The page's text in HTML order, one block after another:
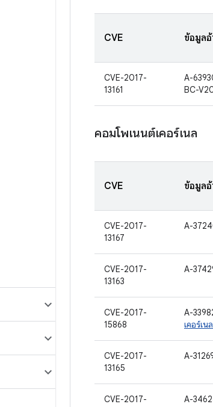
CVE ข้อมูลอ้
CVE-2017-
13161
A-
BC-
คอมโพเนนต์เคอร์เนล
CVE ข้อมูลอ้
CVE-2017-
13167
A-
CVE-2017-
13163
A-
CVE-2017-
15868
A-
เคอร์เ
CVE-2017-
13165
A-
CVE-2017-
A-